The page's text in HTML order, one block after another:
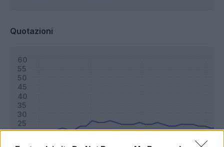
Quotazioni